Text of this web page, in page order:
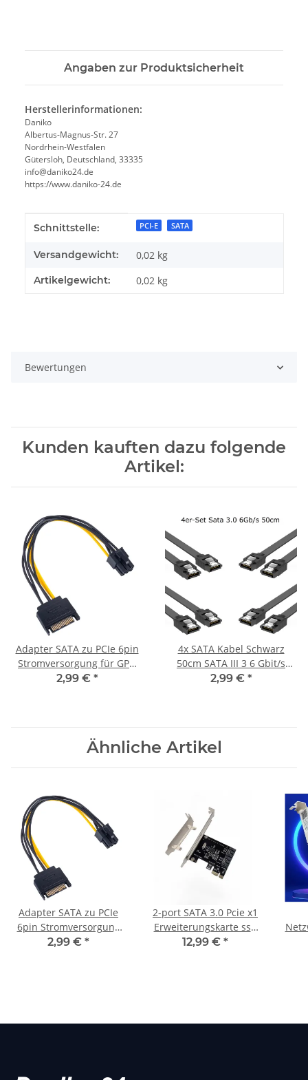
Angaben zur Produktsicherheit
Herstellerinformationen:
Daniko
Albertus-Magnus-Str. 27
Nordrhein-Westfalen
Gütersloh, Deutschland, 33335
info@daniko24.de
https://www.daniko-24.de
Produkteigenschaft
Wert
Schnittstelle: PCI-E SATA
Versandgewicht: 0,02 kg
Artikelgewicht: 0,02 kg
Bewertungen
Kunden kauften dazu folgende
Artikel:
Adapter SATA zu PCIe 6pin
Stromversorgung für GPU
20cm s-ata
2,99 € *
4x SATA Kabel Schwarz
50cm SATA III 3 6 Gbit/s
0,5m SSD Festplatte HDD
2,99 € *
Ähnliche Artikel
Adapter SATA zu PCIe
6pin Stromversorgung
für GPU 20cm s-ata
2,99 € *
2-port SATA 3.0 Pcie x1
Erweiterungskarte ssd
hdd 6Gbps PCI-Express
12,99 € *